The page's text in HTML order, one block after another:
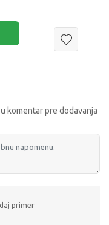
komentar pre dodavanja
primer